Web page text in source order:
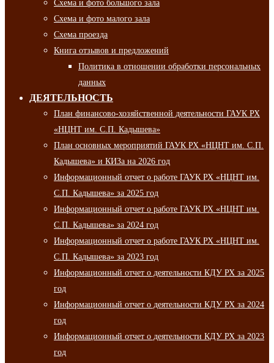
Схема и фото большого зала
Схема и фото малого зала
Схема проезда
Книга отзывов и предложений
Политика в отношении обработки персональных
данных
ДЕЯТЕЛЬНОСТЬ
План финансово-хозяйственной деятельности ГАУК РХ
«НЦНТ им. С.П. Кадышева»
План основных мероприятий ГАУК РХ «НЦНТ им. С.П.
Кадышева» и КИЗа на 2026 год
Информационный отчет о работе ГАУК РХ «НЦНТ им.
С.П. Кадышева» за 2025 год
Информационный отчет о работе ГАУК РХ «НЦНТ им.
С.П. Кадышева» за 2024 год
Информационный отчет о работе ГАУК РХ «НЦНТ им.
С.П. Кадышева» за 2023 год
Информационный отчет о деятельности КДУ РХ за 2025
год
Информационный отчет о деятельности КДУ РХ за 2024
год
Информационный отчет о деятельности КДУ РХ за 2023
год